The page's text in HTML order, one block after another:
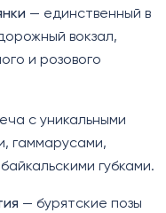
— единственный в
вокзал,
и розового
с уникальными
гаммарусами,
губками.
— бурятские позы